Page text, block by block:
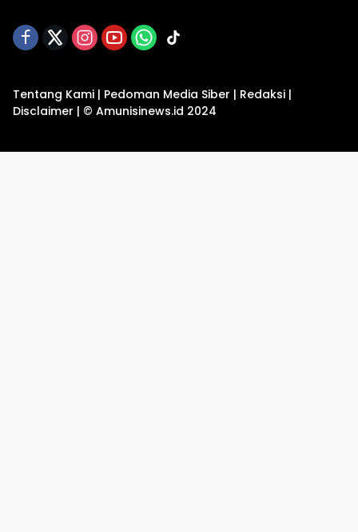
Tentang Kami | Pedoman Media Siber | Redaksi |
Disclaimer | © Amunisinews.id 2024